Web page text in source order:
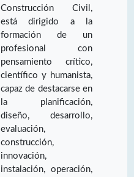
Construcción Civil,
está dirigido a la
formación de un
profesional con
pensamiento crítico,
científico y humanista,
capaz de destacarse en
la planificación,
diseño, desarrollo,
evaluación,
construcción,
innovación,
instalación, operación,